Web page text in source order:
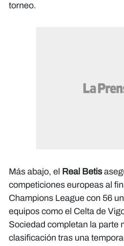
torneo.
Más abajo, el Real Betis
competiciones europeas al
Champions League con 56
equipos como el Celta de
Sociedad completan la parte
clasificación tras una